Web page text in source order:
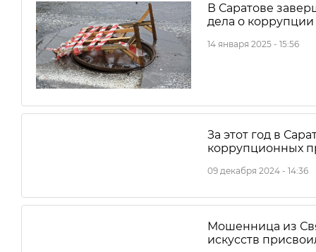
В Саратове
дела о
14 января 2025 - 15:56
За этот год в
коррупционных
09 декабря 2024 - 14:36
Мошенница из
искусств